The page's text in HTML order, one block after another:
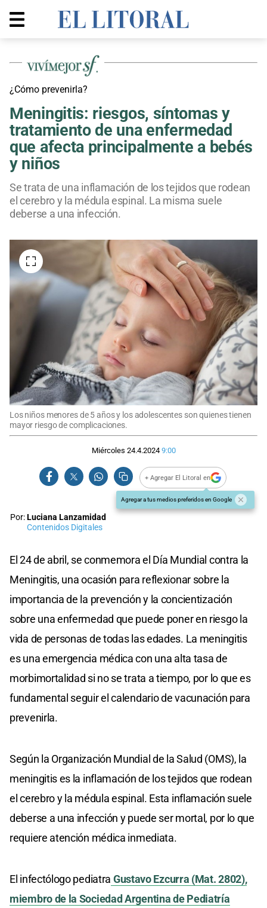
¿Cómo prevenirla?
Meningitis: riesgos, síntomas y
tratamiento de una enfermedad
que afecta principalmente a bebés
y niños
Se trata de una inflamación de los tejidos que rodean
el cerebro y la médula espinal. La misma suele
deberse a una infección.
Los niños menores de 5 años y los adolescentes son quienes tienen
mayor riesgo de complicaciones.
Miércoles 24.4.2024 9:00
+ Agregar El Litoral en
Agregar a tus medios preferidos en Google
Por:Luciana Lanzamidad
Contenidos Digitales
El 24 de abril, se conmemora el Día Mundial contra la
Meningitis, una ocasión para reflexionar sobre la
importancia de la prevención y la concientización
sobre una enfermedad que puede poner en riesgo la
vida de personas de todas las edades. La meningitis
es una emergencia médica con una alta tasa de
morbimortalidad si no se trata a tiempo, por lo que es
fundamental seguir el calendario de vacunación para
prevenirla.
Según la Organización Mundial de la Salud (OMS), la
meningitis es la inflamación de los tejidos que rodean
el cerebro y la médula espinal. Esta inflamación suele
deberse a una infección y puede ser mortal, por lo que
requiere atención médica inmediata.
El infectólogo pediatra Gustavo Ezcurra (Mat. 2802),
miembro de la Sociedad Argentina de Pediatría